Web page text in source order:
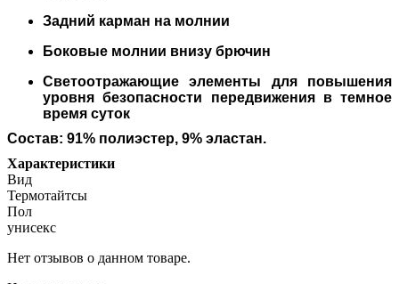
Задний карман на молнии
Боковые молнии внизу брючин
Светоотражающие элементы для повышения
уровня безопасности передвижения в темное
время суток
Состав: 91% полиэстер, 9% эластан.
Характеристики
Вид
Термотайтсы
Пол
унисекс
Нет отзывов о данном товаре.